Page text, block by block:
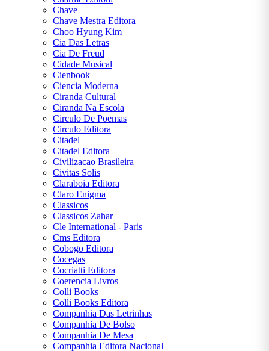
Chave
Chave Mestra Editora
Choo Hyung Kim
Cia Das Letras
Cia De Freud
Cidade Musical
Cienbook
Ciencia Moderna
Ciranda Cultural
Ciranda Na Escola
Circulo De Poemas
Circulo Editora
Citadel
Citadel Editora
Civilizacao Brasileira
Civitas Solis
Claraboia Editora
Claro Enigma
Classicos
Classicos Zahar
Cle International - Paris
Cms Editora
Cobogo Editora
Cocegas
Cocriatti Editora
Coerencia Livros
Colli Books
Colli Books Editora
Companhia Das Letrinhas
Companhia De Bolso
Companhia De Mesa
Companhia Editora Nacional